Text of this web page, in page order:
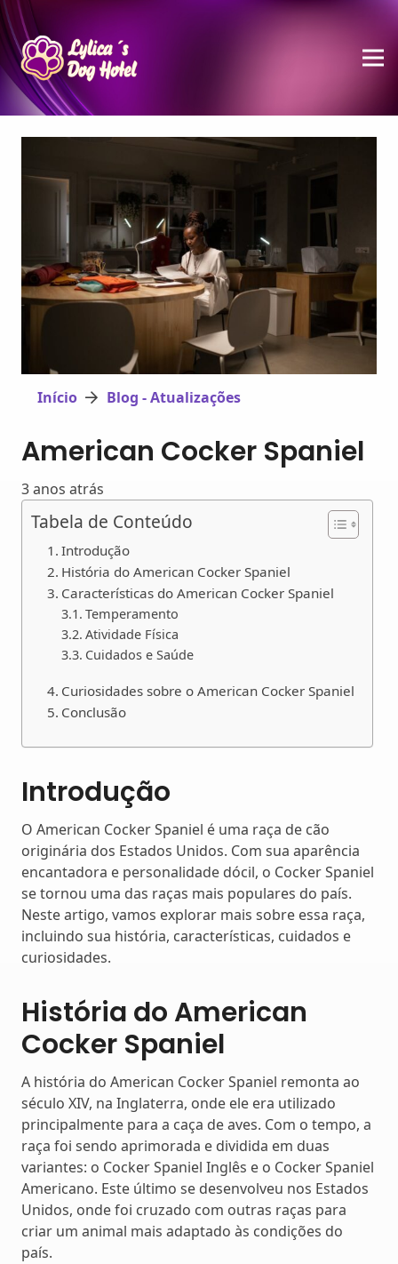
Início Blog - Atualizações
American Cocker Spaniel
3 anos atrás
Tabela de Conteúdo
Introdução
História do American Cocker Spaniel
Características do American Cocker Spaniel
Temperamento
Atividade Física
Cuidados e Saúde
Curiosidades sobre o American Cocker Spaniel
Conclusão
Introdução
O American Cocker Spaniel é uma raça de cão
originária dos Estados Unidos. Com sua aparência
encantadora e personalidade dócil, o Cocker Spaniel
se tornou uma das raças mais populares do país.
Neste artigo, vamos explorar mais sobre essa raça,
incluindo sua história, características, cuidados e
curiosidades.
História do American
Cocker Spaniel
A história do American Cocker Spaniel remonta ao
século XIV, na Inglaterra, onde ele era utilizado
principalmente para a caça de aves. Com o tempo, a
raça foi sendo aprimorada e dividida em duas
variantes: o Cocker Spaniel Inglês e o Cocker Spaniel
Americano. Este último se desenvolveu nos Estados
Unidos, onde foi cruzado com outras raças para
criar um animal mais adaptado às condições do
país.